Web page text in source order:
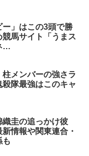
ー」はこの3頭で勝
馬サイト「うまス
…
柱メンバーの強さラ
殺隊最強はこのキャ
織圭の追っかけ彼
情報や関東連合・
も